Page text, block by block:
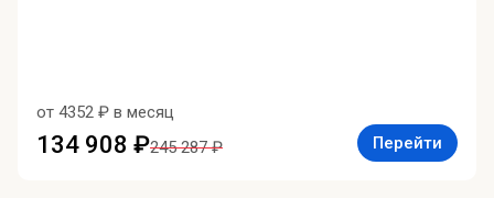
от 4352 ₽ в месяц
134 908 ₽245 287 ₽ Перейти